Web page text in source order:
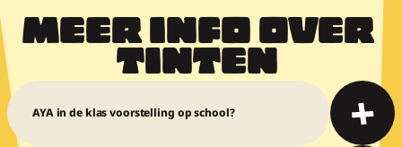
MEER INFO OVER
TINTEN
AYA in de klas voorstelling op school?